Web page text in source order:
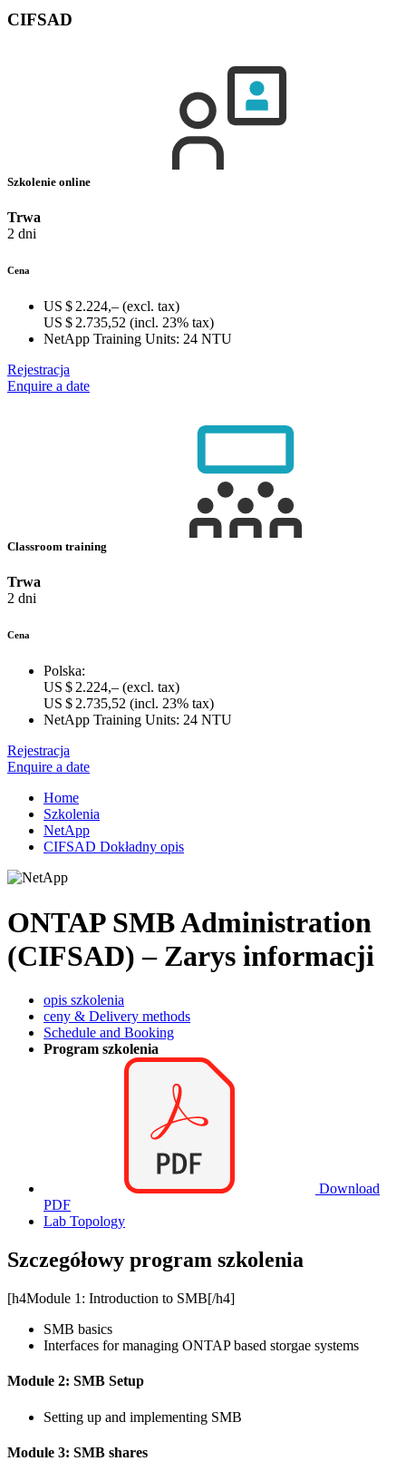
CIFSAD
Szkolenie online
Trwa
2 dni
Cena
US $ 2.224,– (excl. tax)
US $ 2.735,52 (incl. 23% tax)
NetApp Training Units: 24 NTU
Rejestracja
Enquire a date
Classroom training
Trwa
2 dni
Cena
Polska:
US $ 2.224,– (excl. tax)
US $ 2.735,52 (incl. 23% tax)
NetApp Training Units: 24 NTU
Rejestracja
Enquire a date
Home
Szkolenia
NetApp
CIFSAD Dokładny opis
ONTAP SMB Administration
(CIFSAD) – Zarys informacji
opis szkolenia
ceny & Delivery methods
Schedule and Booking
Program szkolenia
Download
PDF
Lab Topology
Szczegółowy program szkolenia
[h4Module 1: Introduction to SMB[/h4]
SMB basics
Interfaces for managing ONTAP based storgae systems
Module 2: SMB Setup
Setting up and implementing SMB
Module 3: SMB shares